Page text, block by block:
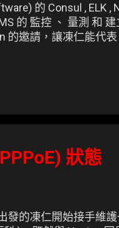
的 Consul , ELK
的 監控 、 量測 和
的邀請，讓凍仁能代
入門簡報。由於
狀態
的凍仁開始接手維